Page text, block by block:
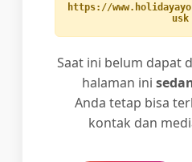
https://
usk
Saat ini belum dapat
halaman ini
Anda tetap bisa
kontak dan